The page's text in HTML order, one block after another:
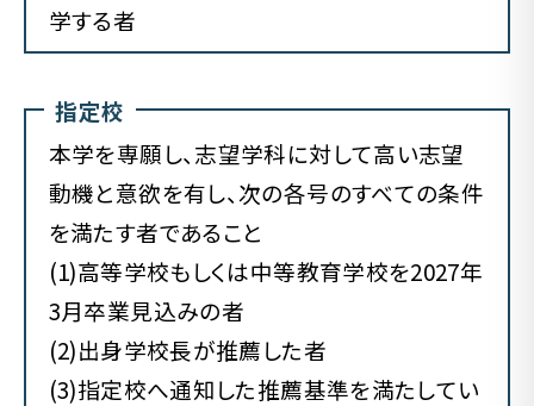
学する者
指定校
本学を専願し、志望学科に対して高い志望
動機と意欲を有し、次の各号のすべての条件
を満たす者であること
(1)高等学校もしくは中等教育学校を2027年
3月卒業見込みの者
(2)出身学校長が推薦した者
(3)指定校へ通知した推薦基準を満たしてい